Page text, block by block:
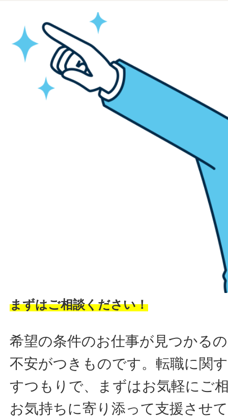
まずはご相談ください！
希望の条件のお仕事が見つかる
不安がつきものです。転職に関
すつもりで、まずはお気軽にご
お気持ちに寄り添って支援させ